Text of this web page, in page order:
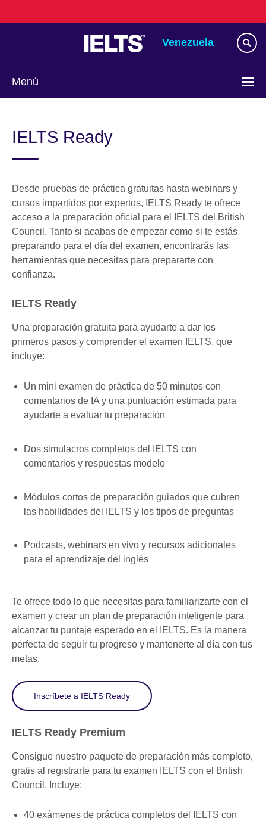
to
Venezuela
Menú
idioma
IELTS Ready
Desde pruebas de práctica gratuitas hasta webinars y
cursos impartidos por expertos, IELTS Ready te ofrece
acceso a la preparación oficial para el IELTS del British
Council. Tanto si acabas de empezar como si te estás
preparando para el día del examen, encontrarás las
herramientas que necesitas para prepararte con
confianza.
IELTS Ready
Una preparación gratuita para ayudarte a dar los
primeros pasos y comprender el examen IELTS, que
incluye:
Un mini examen de práctica de 50 minutos con
comentarios de IA y una puntuación estimada para
ayudarte a evaluar tu preparación
Dos simulacros completos del IELTS con
comentarios y respuestas modelo
Módulos cortos de preparación guiados que cubren
las habilidades del IELTS y los tipos de preguntas
Podcasts, webinars en vivo y recursos adicionales
para el aprendizaje del inglés
Te ofrece todo lo que necesitas para familiarizarte con el
examen y crear un plan de preparación inteligente para
alcanzar tu puntaje esperado en el IELTS. Es la manera
perfecta de seguir tu progreso y mantenerte al día con tus
metas.
Inscríbete a IELTS Ready
IELTS Ready Premium
Consigue nuestro paquete de preparación más completo,
gratis al registrarte para tu examen IELTS con el British
Council. Incluye:
40 exámenes de práctica completos del IELTS con